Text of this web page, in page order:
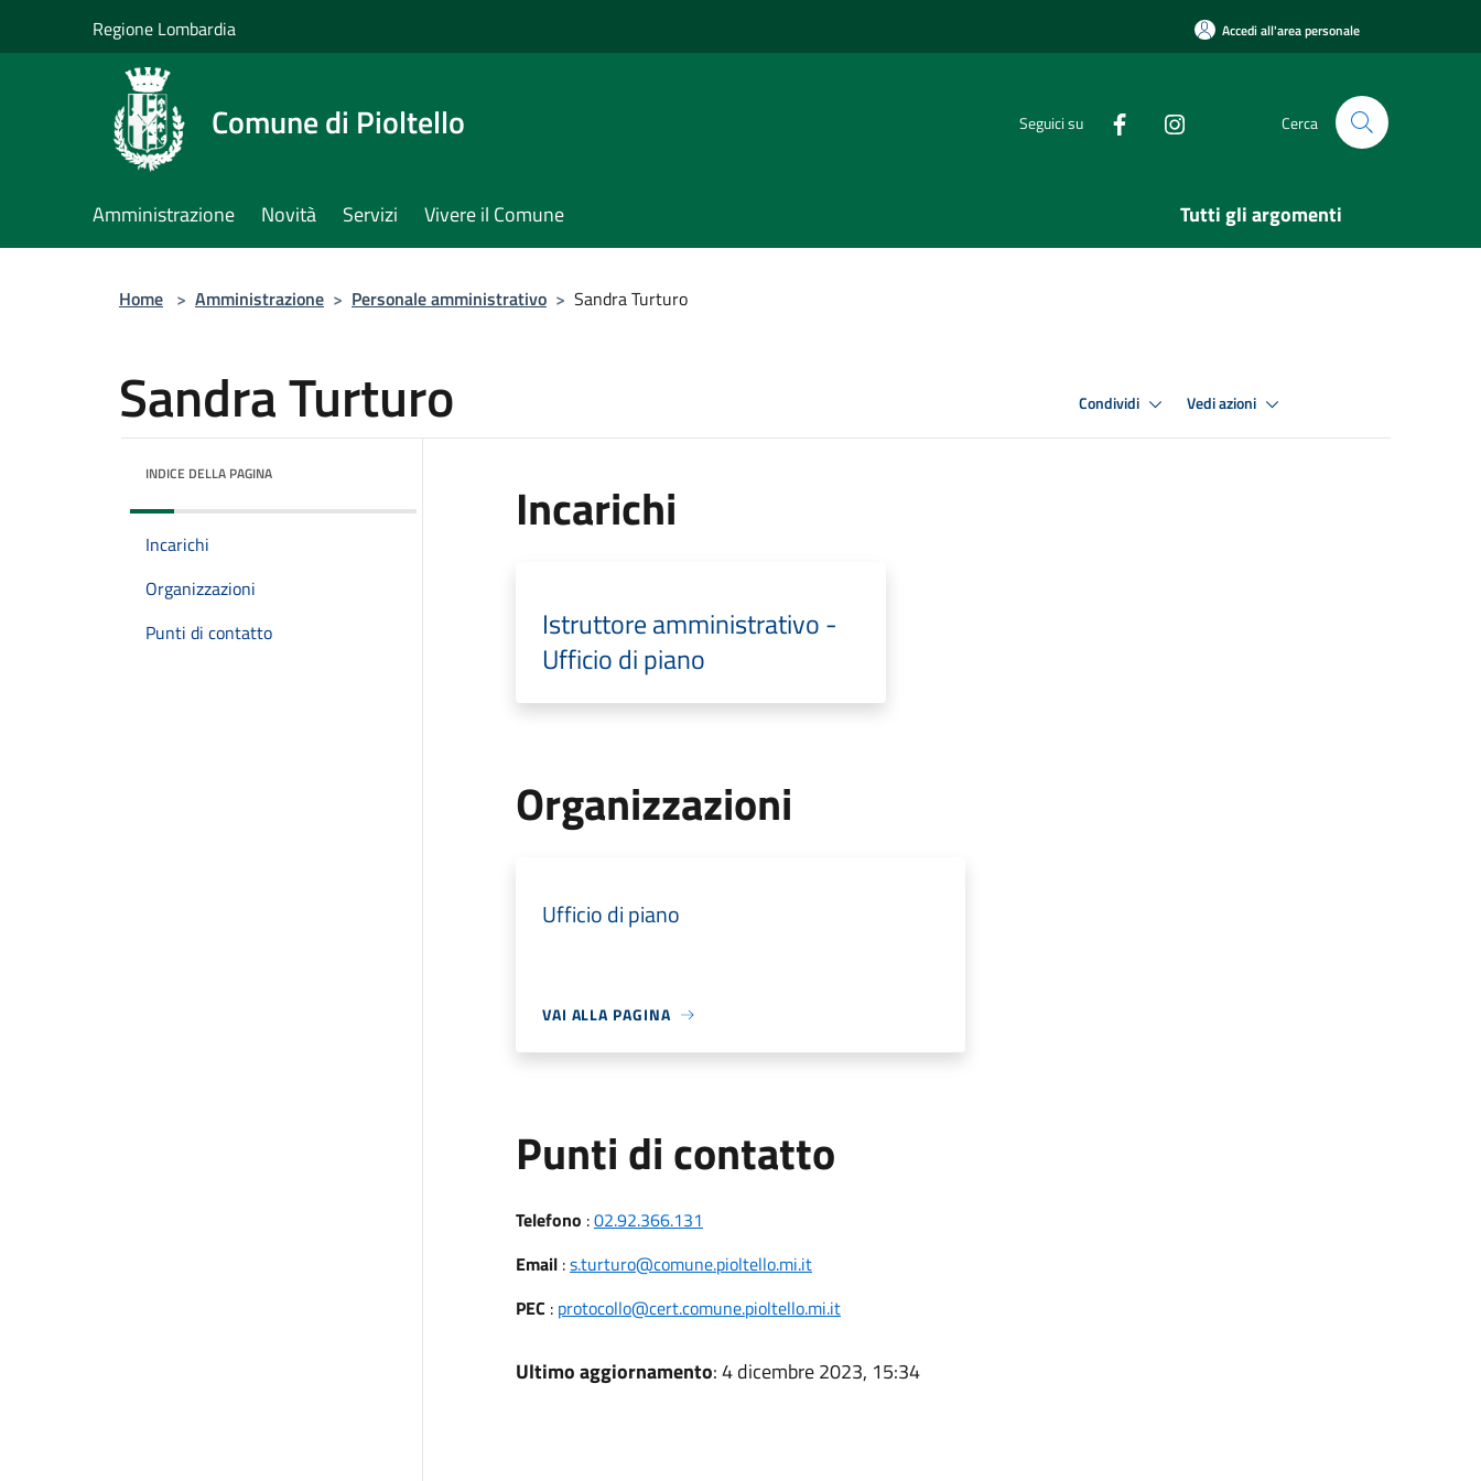
Regione Lombardia Accedi all'area personale
Comune di Pioltello Seguici su Cerca
Amministrazione Novità Servizi Vivere il Comune Tutti gli argomenti
Home > Amministrazione > Personale amministrativo > Sandra Turturo
Sandra Turturo Condividi Vedi azioni
INDICE DELLA PAGINA
Incarichi
Organizzazioni
Punti di contatto
Incarichi
Istruttore amministrativo -
Ufficio di piano
Organizzazioni
Ufficio di piano
VAI ALLA PAGINA
Punti di contatto
Telefono :02.92.366.131
Email:s.turturo@comune.pioltello.mi.it
PEC : protocollo@cert.comune.pioltello.mi.it
Ultimo aggiornamento: 4 dicembre 2023, 15:34